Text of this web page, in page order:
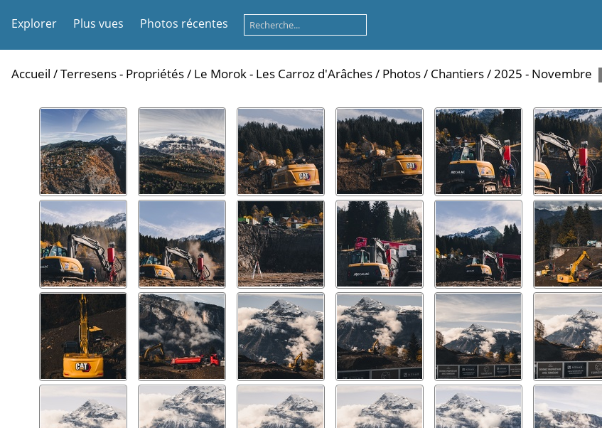
Explorer Plus vues Photos récentes
Accueil /Terresens - Propriétés/ Le Morok - Les Carroz d'Arâches/ Photos/ Chantiers/2025 - Novembre